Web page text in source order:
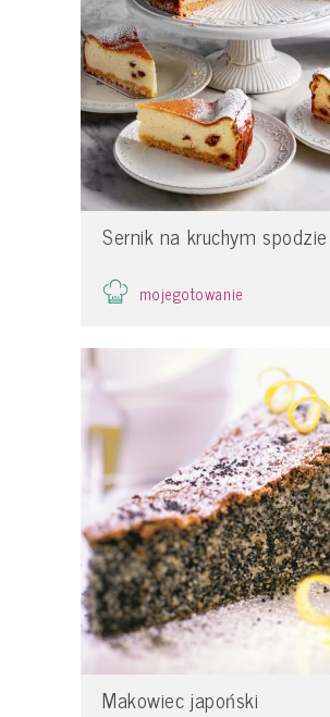
Sernik na kruchym spodzie
mojegotowanie
Makowiec japoński